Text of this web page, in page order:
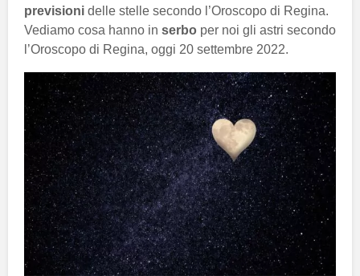
previsioni delle stelle secondo l’Oroscopo di Regina.
Vediamo cosa hanno in serbo per noi gli astri secondo
l’Oroscopo di Regina, oggi 20 settembre 2022.